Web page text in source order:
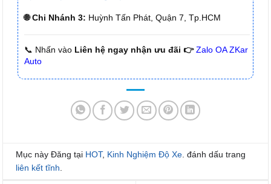
🌐 Chi Nhánh 3: Huỳnh Tấn Phát, Quận 7, Tp.HCM
📞 Nhấn vào Liên hệ ngay nhận ưu đãi 👉 Zalo OA ZKar
Auto
Mục này Đăng tại HOT, Kinh Nghiệm Độ Xe . đánh dấu trang
liên kết tĩnh